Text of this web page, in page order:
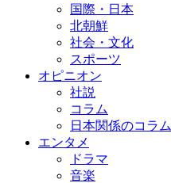
国際・日本
北朝鮮
社会・文化
スポーツ
オピニオン
社説
コラム
日本関係のコラム
エンタメ
ドラマ
音楽